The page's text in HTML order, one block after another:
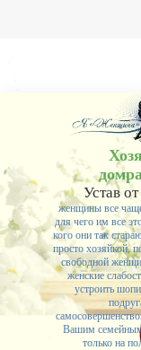
Устав
женщины все
для чего им все
кого они так
просто хозяйкой,
свободной
женские
устроить
Вашим
только на